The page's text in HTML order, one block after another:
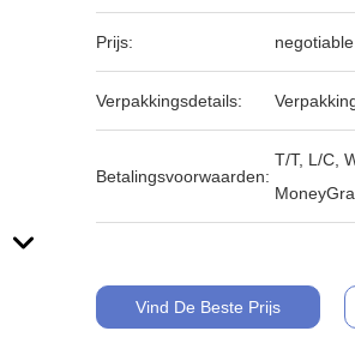
Prijs: negotiable
Verpakkingsdetails:
Betalingsvoorwaarden:
T/T, L/C,
Vind De Beste Prijs